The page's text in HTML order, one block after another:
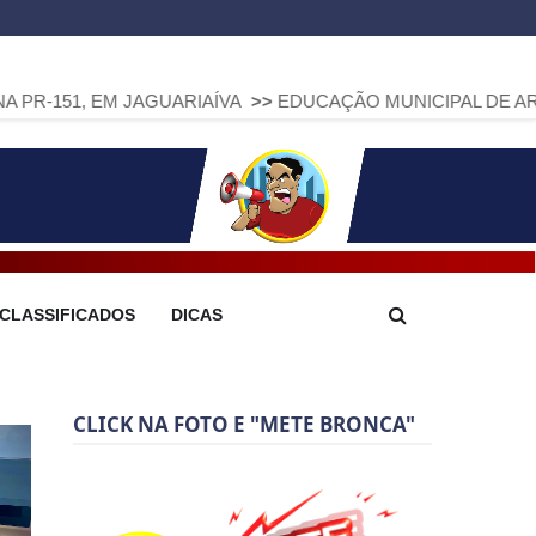
JAGUARIAÍVA >> EDUCAÇÃO MUNICIPAL DE ARAPOTI
CLASSIFICADOS DICAS
CLICK NA FOTO E "METE BRONCA"